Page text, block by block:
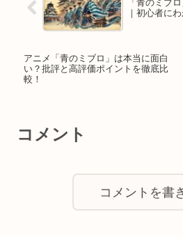
「青のミブ
｜初心者に
アニメ「青のミブロ」は本当に面白
い？批評と高評価ポイントを徹底比
較！
コメント
コメントを書